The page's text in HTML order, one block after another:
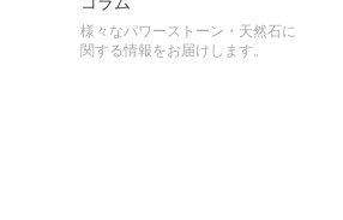
様々なパワーストーン・天然石に
関する情報をお届けします。